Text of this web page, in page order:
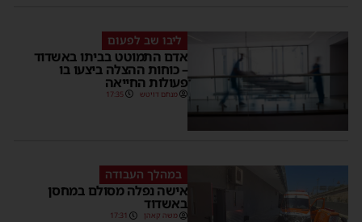
ליבו שב לפעום
אדם התמוטט בביתו באשדוד
– כוחות ההצלה ביצעו בו
פעולות החייאה
מנחם דויטש 17:35
במהלך העבודה
אישה נפלה מסולם במחסן
באשדוד
משה קאהן 17:31